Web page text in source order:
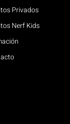
Privados
Nerf Kids